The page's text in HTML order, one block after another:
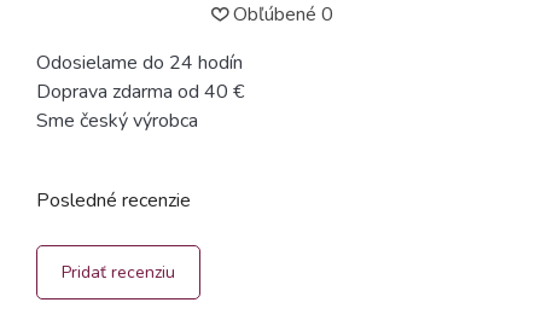
Obľúbené 0
Odosielame do 24 hodín
Doprava zdarma od 40 €
Sme český výrobca
Posledné recenzie
Pridať recenziu